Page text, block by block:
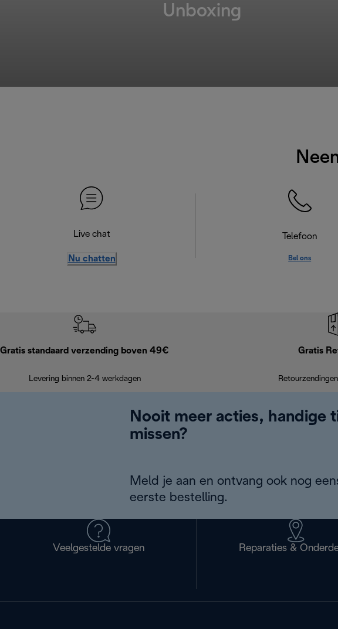
Unboxing
Live chat
Nu chatten
Telefoon
Bel ons
Gratis standaard verzending boven 49€
Levering binnen 2-4 werkdagen
Gratis
Nooit meer acties, handige
missen?
Meld je aan en ontvang ook nog
eerste bestelling.
Veelgestelde vragen Reparaties &